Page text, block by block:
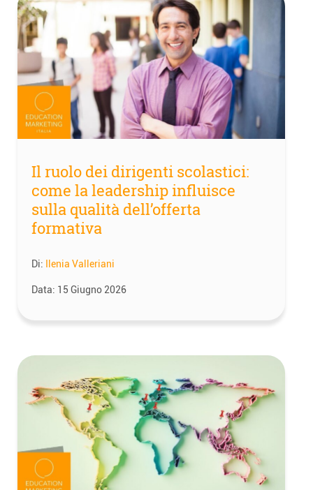
Il ruolo dei dirigenti scolastici:
come la leadership influisce
sulla qualità dell’offerta
formativa
Di: Ilenia Valleriani
Data: 15 Giugno 2026